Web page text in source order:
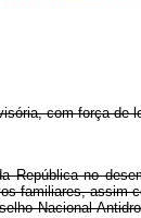
com força de
no
familiares, assim
Nacional